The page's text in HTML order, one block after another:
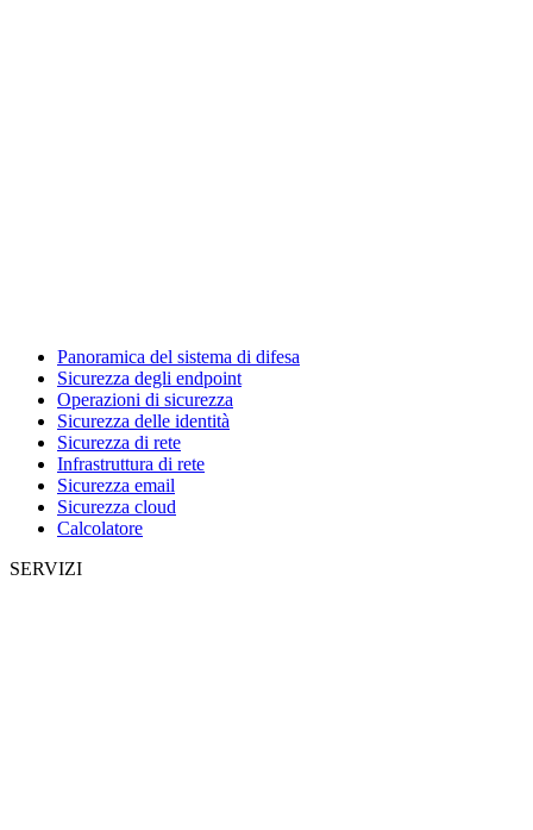
Panoramica del sistema di difesa
Sicurezza degli endpoint
Operazioni di sicurezza
Sicurezza delle identità
Sicurezza di rete
Infrastruttura di rete
Sicurezza email
Sicurezza cloud
Calcolatore
SERVIZI